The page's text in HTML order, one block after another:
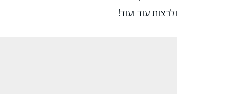
ולרצות עוד ועוד!